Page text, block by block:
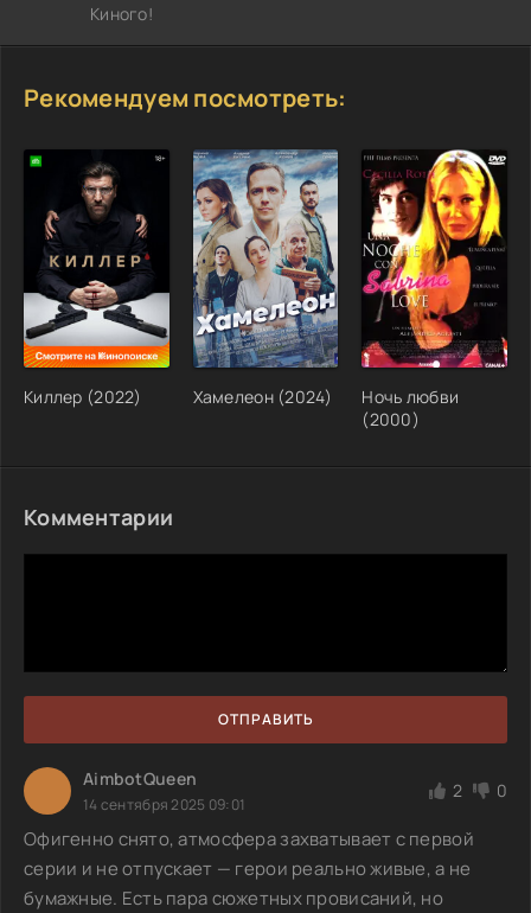
Киного!
Рекомендуем посмотреть:
Киллер (2022) Хамелеон (2024)
Ночь любви
(2000)
Комментарии
ОТПРАВИТЬ
AimbotQueen
14 сентября 2025 09:01
2 0
Офигенно снято, атмосфера захватывает с первой
серии и не отпускает — герои реально живые, а не
бумажные. Есть пара сюжетных провисаний, но